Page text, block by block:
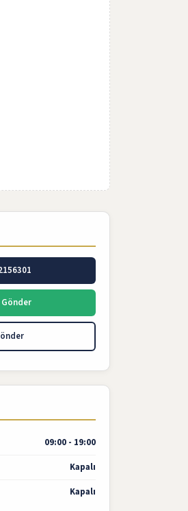
09:00 - 19:00
Kapalı
Kapalı